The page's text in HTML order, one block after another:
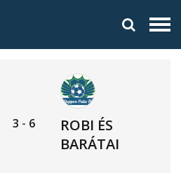
3 - 6
ROBI ÉS
BARÁTAI